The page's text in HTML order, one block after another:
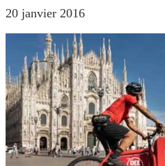
20 janvier 2016